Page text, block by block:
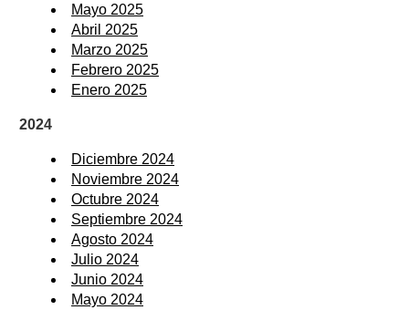
Mayo 2025
Abril 2025
Marzo 2025
Febrero 2025
Enero 2025
2024
Diciembre 2024
Noviembre 2024
Octubre 2024
Septiembre 2024
Agosto 2024
Julio 2024
Junio 2024
Mayo 2024